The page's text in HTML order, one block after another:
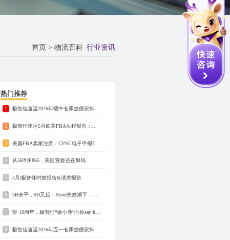
首页 > 物流百科 行业资讯
热门推荐
1 极智佳速运2026年端午仓库放假安排
2
3 美国FBA卖家注意：CPSC电子申报7月8日实施，请自查产品认证
4 从5H到F865，美国查验还在加码
5 4月|极智佳时效报告&清关报告
6 5H未平，9H又起：Bond失效潮下，一批货柜正在被锁
7 🦌 10周年，极智佳“极小鹿”向你say hi！
8 极智佳速运2026年五一仓库放假安排